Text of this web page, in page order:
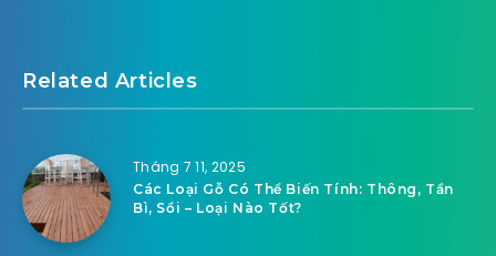
Related Articles
Tháng 7 11, 2025
Các Loại Gỗ Có Thể Biến Tính: Thông, Tần
Bì, Sồi – Loại Nào Tốt?